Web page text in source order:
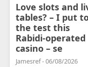
Love slots and
tables? – I put
the test this
Rabidi-operated
casino – se
Jamesref - 06/08/2026